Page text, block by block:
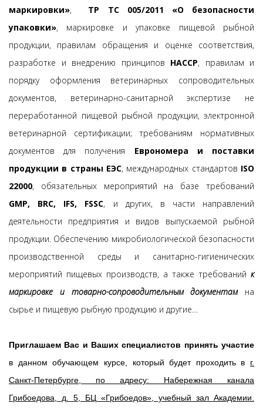
маркировки», ТР ТС 005/2011 «О безопасности
упаковки», маркировке и упаковке пищевой рыбной
продукции, правилам обращения и оценке соответствия,
разработке и внедрению принципов НАССР, правилам и
порядку оформления ветеринарных сопроводительных
документов, ветеринарно-санитарной экспертизе не
переработанной пищевой рыбной продукции, электронной
ветеринарной сертификации; требованиям нормативных
документов для получения Еврономера и поставки
продукции в страны ЕЭС, международных стандартов ISO
22000, обязательных мероприятий на базе требований
GMP, BRC, IFS, FSSC, и других, в части направлений
деятельности предприятия и видов выпускаемой рыбной
продукции. Обеспечению микробиологической безопасности
производственной среды и санитарно-гигиенических
мероприятий пищевых производств, а также требований к
маркировке и товарно-сопроводительным документамна
сырье и пищевую рыбную продукцию и другие…
Приглашаем Вас и Ваших специалистов принять участие
в данном обучающем курсе, который будет проходить в г.
Санкт-Петербурге, по адресу: Набережная канала
Грибоедова, д. 5, БЦ «Грибоедов», учебный зал Академии.